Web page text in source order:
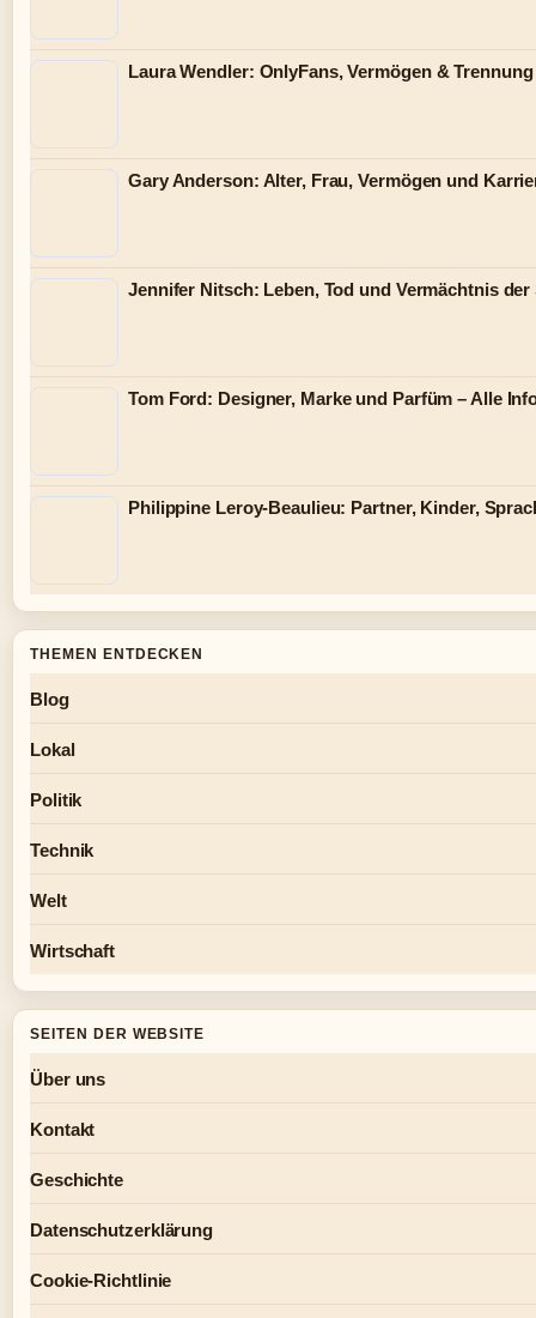
Laura Wendler: OnlyFans, Vermögen &
Gary Anderson: Alter, Frau, Vermögen und
Jennifer Nitsch: Leben, Tod und Vermächtnis
Tom Ford: Designer, Marke und Parfüm – Alle
Philippine Leroy-Beaulieu: Partner, Kinder,
THEMEN ENTDECKEN
Blog
Lokal
Politik
Technik
Welt
Wirtschaft
SEITEN DER WEBSITE
Über uns
Kontakt
Geschichte
Datenschutzerklärung
Cookie-Richtlinie